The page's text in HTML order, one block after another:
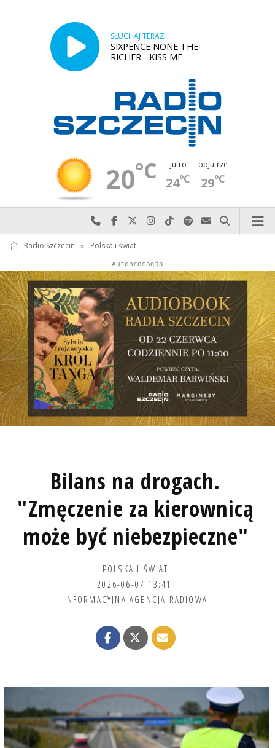
SŁUCHAJ TERAZ
SIXPENCE NONE THE
RICHER - KISS ME
20°C jutro
24°C
pojutrze
29°C
Najlepiej po prostu do nas zadzwoń
Odwiedź nas na Facebook-u
Odwiedź nas na X
Odwiedź nas na Instagram-ie
Odwiedź nas na TikTok-u
Szukaj nas na Spotify
Wyślij do nas
Szukaj
Radio Szczecin » Polska i świat
Autopromocja
Autopromocja
Reklama
Bilans na drogach.
"Zmęczenie za kierownicą
może być niebezpieczne"
POLSKA I ŚWIAT
2026-06-07 13:41
INFORMACYJNA AGENCJA RADIOWA